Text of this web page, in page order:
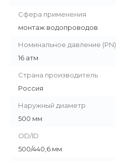
Сфера применения
монтаж водопроводов
Номинальное давление (PN)
16 атм
Страна производитель
Россия
Наружный диаметр
500 мм
OD/ID
500/440,6 мм